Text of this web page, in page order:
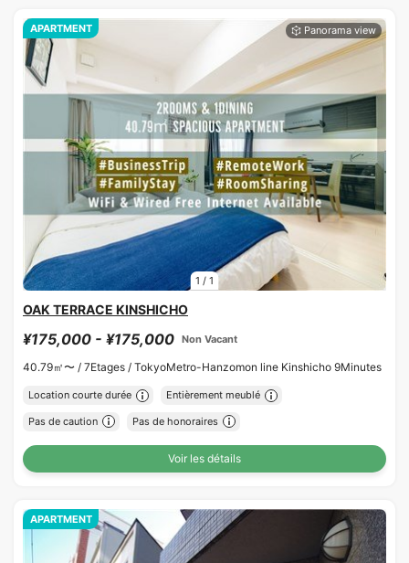
1 / 1
APARTMENT
OAK TERRACE KINSHICHO
¥175,000 - ¥175,000 Non Vacant
40.79㎡〜 / 7Etages / TokyoMetro-Hanzomon line Kinshicho 9Minutes
Location courte durée Entièrement meublé
Pas de caution Pas de honoraires
Voir les détails
APARTMENT